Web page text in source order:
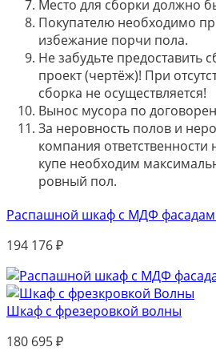
Место для сборки должно
Покупателю необходимо
избежание порчи пола.
Не забудьте предоставить
проект (чертёж)! При
сборка не осуществляется!
Вынос мусора по
За неровность полов и
компания
купе необходим
ровный пол.
Распашной шкаф с МДФ
194 176₽
Шкаф с фрезеровкой волны
180 695₽